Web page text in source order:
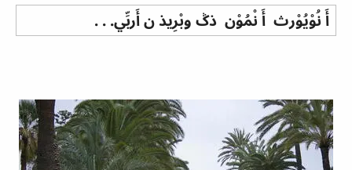
أَ نُوْيُوْرث أَ نْمُوْن ذݣ وبْرِيذ ن أَربِّي. . .